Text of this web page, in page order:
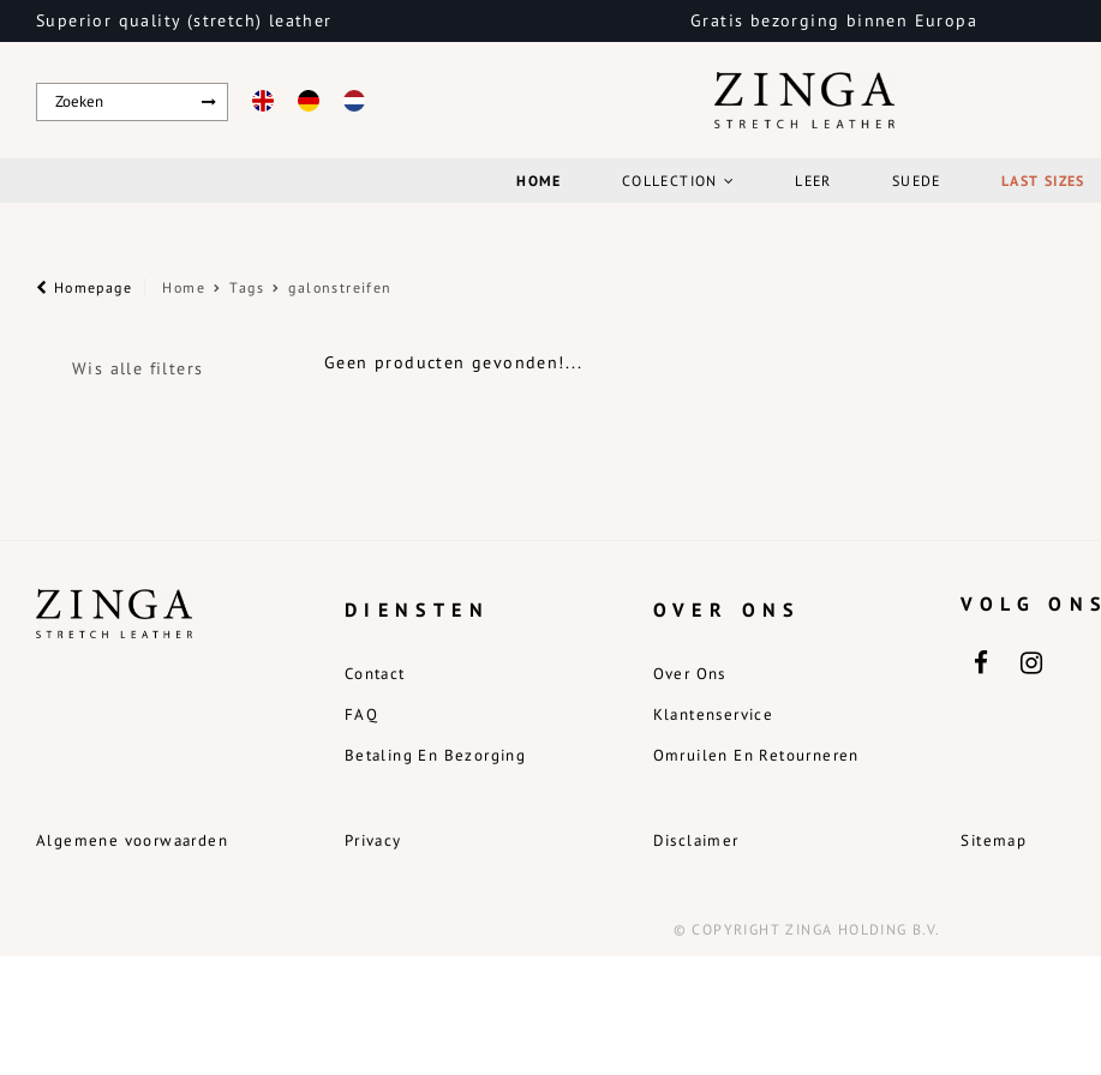
Superior quality (stretch) leather Gratis bezorging binnen Europa
HOME COLLECTION LEER SUEDE LAST SIZES
Homepage Home Tags galonstreifen
Wis alle filters Geen producten gevonden!...
Algemene voorwaarden
DIENSTEN
Contact
FAQ
Betaling En Bezorging
Privacy
OVER ONS
Over Ons
Klantenservice
Omruilen En Retourneren
Disclaimer
VOLG ONS
Sitemap
© COPYRIGHT ZINGA HOLDING B.V.